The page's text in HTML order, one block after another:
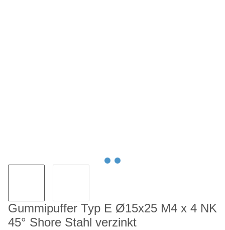
Gummipuffer Typ E Ø15x25 M4 x 4 NK
45° Shore Stahl verzinkt